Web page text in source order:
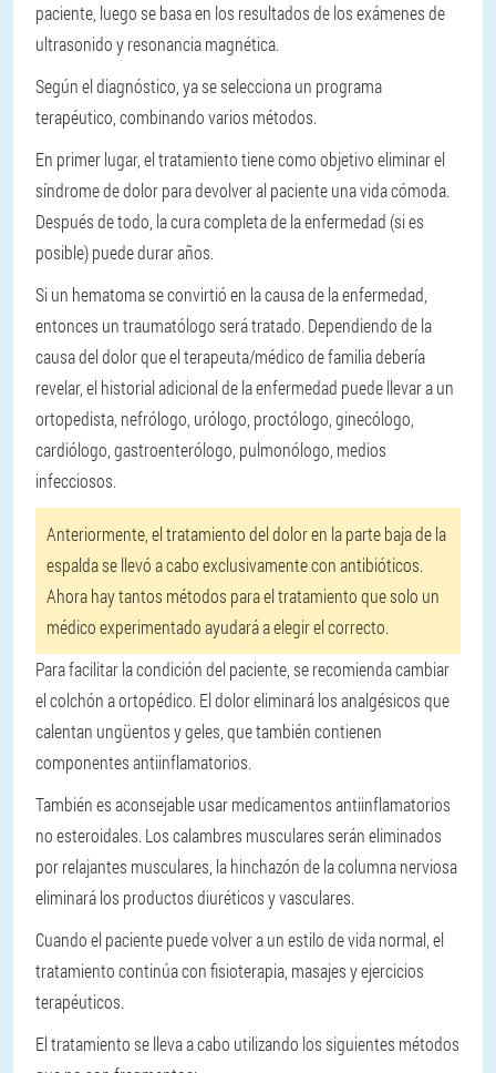
paciente, luego se basa en los resultados de los exámenes de
ultrasonido y resonancia magnética.
Según el diagnóstico, ya se selecciona un programa
terapéutico, combinando varios métodos.
En primer lugar, el tratamiento tiene como objetivo eliminar el
síndrome de dolor para devolver al paciente una vida cómoda.
Después de todo, la cura completa de la enfermedad (si es
posible) puede durar años.
Si un hematoma se convirtió en la causa de la enfermedad,
entonces un traumatólogo será tratado. Dependiendo de la
causa del dolor que el terapeuta/médico de familia debería
revelar, el historial adicional de la enfermedad puede llevar a un
ortopedista, nefrólogo, urólogo, proctólogo, ginecólogo,
cardiólogo, gastroenterólogo, pulmonólogo, medios
infecciosos.
Anteriormente, el tratamiento del dolor en la parte baja de la
espalda se llevó a cabo exclusivamente con antibióticos.
Ahora hay tantos métodos para el tratamiento que solo un
médico experimentado ayudará a elegir el correcto.
Para facilitar la condición del paciente, se recomienda cambiar
el colchón a ortopédico. El dolor eliminará los analgésicos que
calentan ungüentos y geles, que también contienen
componentes antiinflamatorios.
También es aconsejable usar medicamentos antiinflamatorios
no esteroidales. Los calambres musculares serán eliminados
por relajantes musculares, la hinchazón de la columna nerviosa
eliminará los productos diuréticos y vasculares.
Cuando el paciente puede volver a un estilo de vida normal, el
tratamiento continúa con fisioterapia, masajes y ejercicios
terapéuticos.
El tratamiento se lleva a cabo utilizando los siguientes métodos